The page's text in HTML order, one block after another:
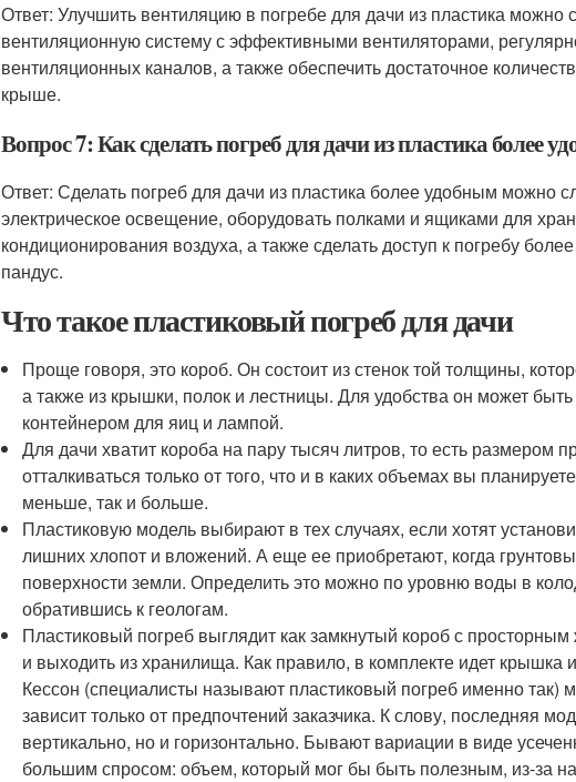
Ответ: Улучшить вентиляцию в погребе для дачи из пластика
вентиляционную систему с эффективными вентиляторами,
вентиляционных каналов, а также обеспечить достаточное
крыше.
Вопрос 7: Как сделать погреб для дачи из пластика более
Ответ: Сделать погреб для дачи из пластика более удобным можно
электрическое освещение, оборудовать полками и ящиками для
кондиционирования воздуха, а также сделать доступ к погребу
пандус.
Что такое пластиковый погреб для дачи
Проще говоря, это короб. Он состоит из стенок той толщины,
а также из крышки, полок и лестницы. Для удобства он может
контейнером для яиц и лампой.
Для дачи хватит короба на пару тысяч литров, то есть размером
отталкиваться только от того, что и в каких объемах вы
меньше, так и больше.
Пластиковую модель выбирают в тех случаях, если хотят
лишних хлопот и вложений. А еще ее приобретают, когда
поверхности земли. Определить это можно по уровню воды в
обратившись к геологам.
Пластиковый погреб выглядит как замкнутый короб с
и выходить из хранилища. Как правило, в комплекте идет
Кессон (специалисты называют пластиковый погреб именно
зависит только от предпочтений заказчика. К слову, последняя
вертикально, но и горизонтально. Бывают вариации в виде
большим спросом: объем, который мог бы быть полезным, из-за